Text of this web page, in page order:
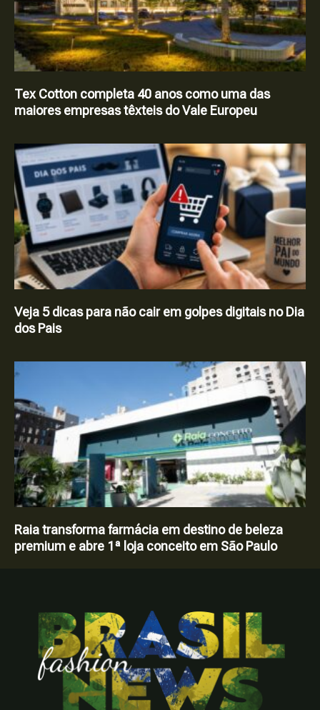
Tex Cotton completa 40 anos como uma das
maiores empresas têxteis do Vale Europeu
Veja 5 dicas para não cair em golpes digitais no Dia
dos Pais
Raia transforma farmácia em destino de beleza
premium e abre 1ª loja conceito em São Paulo